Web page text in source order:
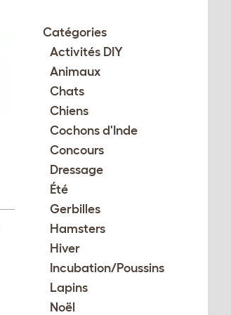
Catégories
Activités DIY
Animaux
Chats
Chiens
Cochons d'Inde
Concours
Dressage
Été
Gerbilles
Hamsters
Hiver
Incubation/Poussins
Lapins
Noël